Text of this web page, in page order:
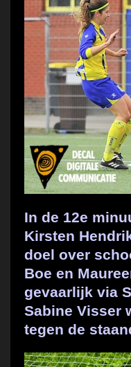
In de 12e
Kirsten
doel over
Boe en
gevaarlijk via
Sabine Visser
tegen de